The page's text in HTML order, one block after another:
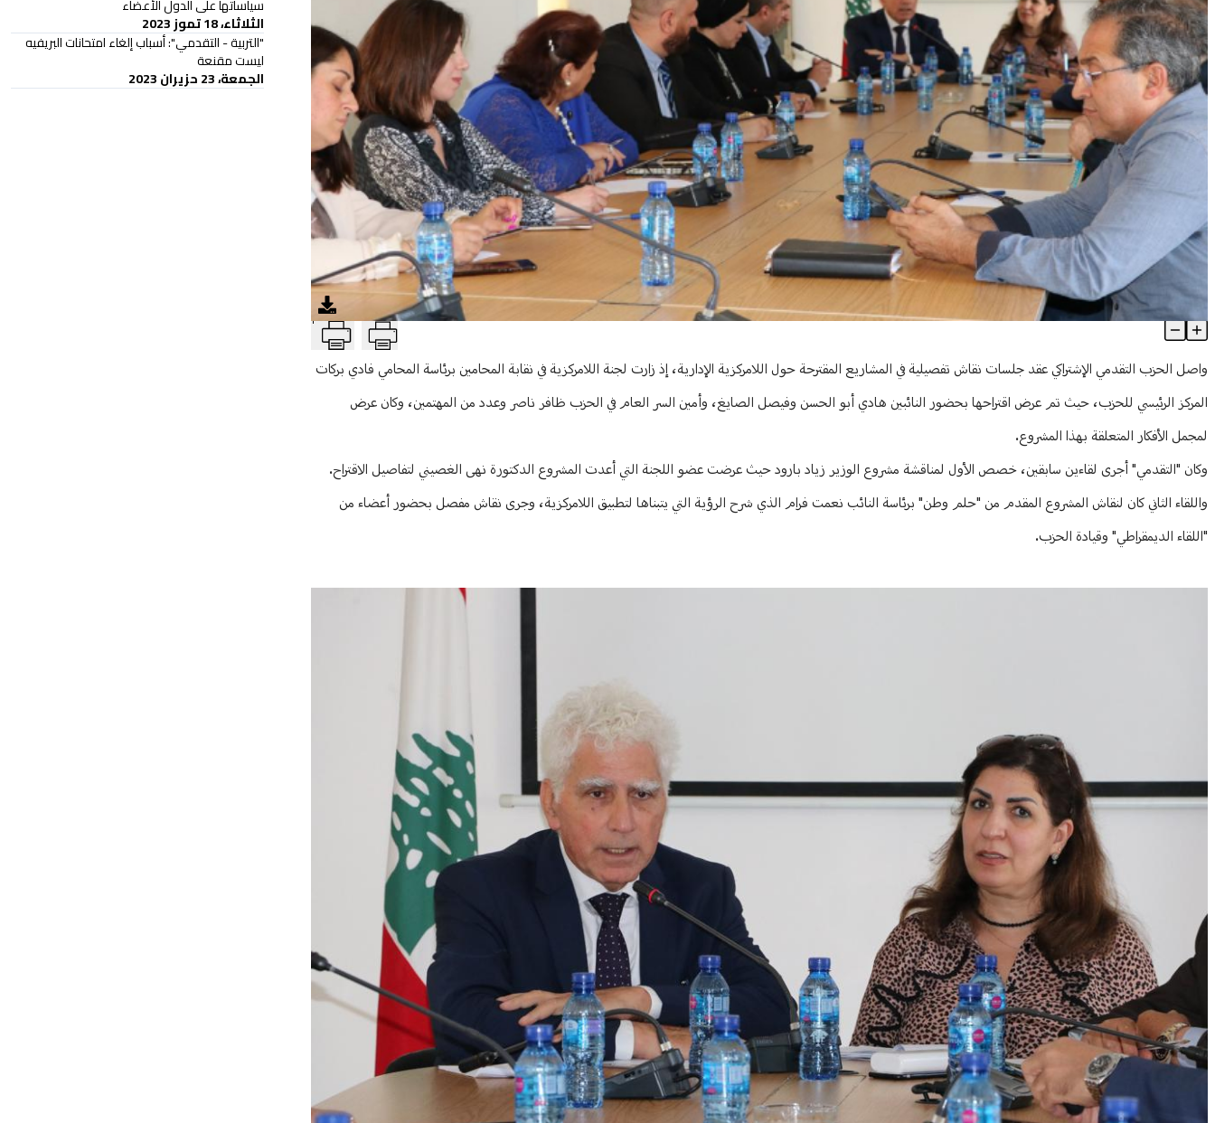
"التقدمي" يستكمل النقاش حول مقترحات اللامركزية T
Article Content
واصل الحزب التقدمي الإشتراكي عقد جلسات نقاش تفصيلية في المشاريع المقترحة حول اللامركزية الإدارية، إذ زارت لجنة اللامركزية في نقابة المحامين برئاسة المحامي فادي بركات
المركز الرئيسي للحزب، حيث تم عرض اقتراحها بحضور النائبين هادي أبو الحسن وفيصل الصايغ، وأمين السر العام في الحزب ظافر ناصر وعدد من المهتمين، وكان عرض
لمجمل الأفكار المتعلقة بهذا المشروع.
وكان "التقدمي" أجرى لقاءين سابقين، خصص الأول لمناقشة مشروع الوزير زياد بارود حيث عرضت عضو اللجنة التي أعدت المشروع الدكتورة نهى الغصيني لتفاصيل الاقتراح.
واللقاء الثاني كان لنقاش المشروع المقدم من "حلم وطن" برئاسة النائب نعمت فرام الذي شرح الرؤية التي يتبناها لتطبيق اللامركزية، وجرى نقاش مفصل بحضور أعضاء من
"اللقاء الديمقراطي" وقيادة الحزب.
سياساتها على الدول الأعضاء
الثلاثاء، 18 تموز 2023
"التربية - التقدمي": أسباب إلغاء امتحانات البريفيه
ليست مقنعة
الجمعة، 23 حزيران 2023